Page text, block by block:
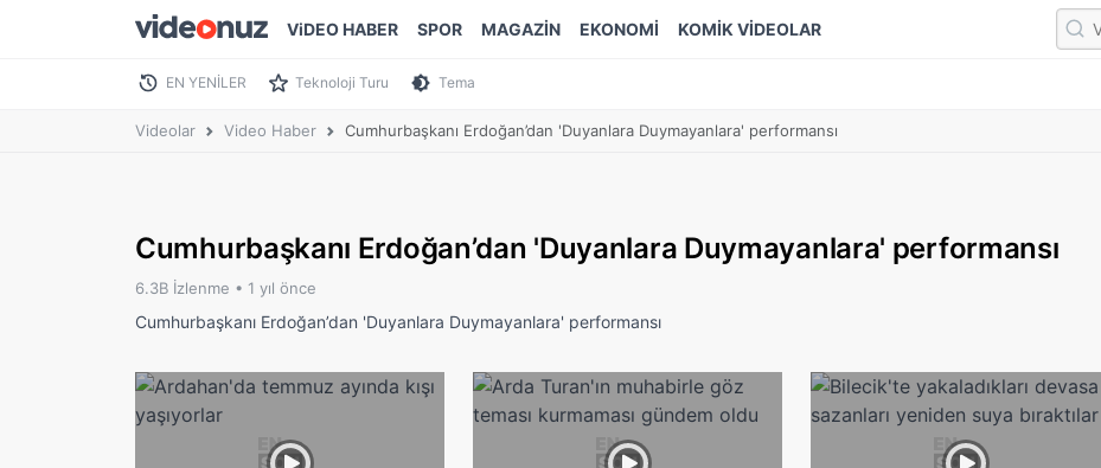
ViDEO HABER SPOR MAGAZİN EKONOMİ KOMİK VİDEOLAR
EN YENİLER Teknoloji Turu Tema
Videolar Video Haber Cumhurbaşkanı Erdoğan’dan 'Duyanlara Duymayanlara' performansı
Cumhurbaşkanı Erdoğan’dan 'Duyanlara Duymayanlara' performansı
6.3B İzlenme • 1 yıl önce
Cumhurbaşkanı Erdoğan’dan 'Duyanlara Duymayanlara' performansı